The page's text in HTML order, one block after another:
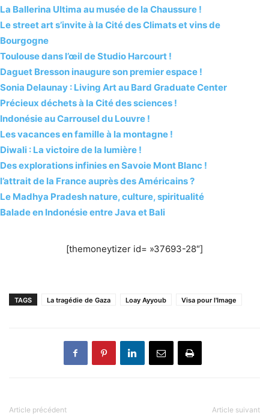
La Ballerina Ultima au musée de la Chaussure !
Le street art s’invite à la Cité des Climats et vins de
Bourgogne
Toulouse dans l’œil de Studio Harcourt !
Daguet Bresson inaugure son premier espace !
Sonia Delaunay : Living Art au Bard Graduate Center
Précieux déchets à la Cité des sciences !
Indonésie au Carrousel du Louvre !
Les vacances en famille à la montagne !
Diwali : La victoire de la lumière !
Des explorations infinies en Savoie Mont Blanc !
l’attrait de la France auprès des Américains ?
Le Madhya Pradesh nature, culture, spiritualité
Balade en Indonésie entre Java et Bali
[themoneytizer id= »37693-28″]
TAGS La tragédie de Gaza Loay Ayyoub Visa pour l'Image
Article précédent Article suivant